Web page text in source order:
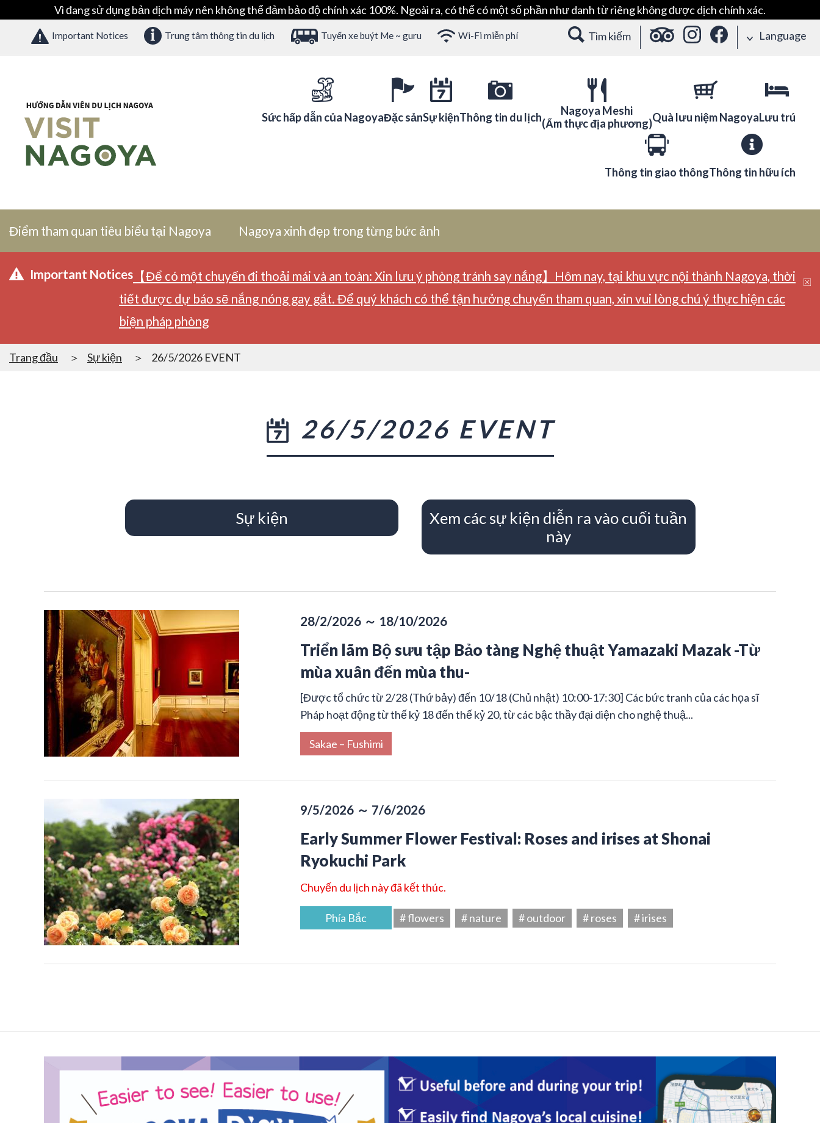
Vì đang sử dụng bản dịch máy nên không thể đảm bảo độ chính xác 100%. Ngoài ra, có thể có một số phần như danh từ riêng không được dịch chính xác.
Important Notices Trung tâm thông tin du lịch Tuyến xe buýt Me ~ guru Wi-Fi miễn phí Tìm kiếm Language
Sức hấp dẫn của NagoyaĐặc sảnSự kiệnThông tin du lịch
Nagoya Meshi
(Ẩm thực địa phương)Quà lưu niệm NagoyaLưu trú
Thông tin giao thôngThông tin hữu ích
Điểm tham quan tiêu biểu tại Nagoya Nagoya xinh đẹp trong từng bức ảnh
Important Notices 【Để có một chuyến đi thoải mái và an toàn: Xin lưu ý phòng tránh say nắng】Hôm nay, tại khu vực nội thành Nagoya, thời
tiết được dự báo sẽ nắng nóng gay gắt. Để quý khách có thể tận hưởng chuyến tham quan, xin vui lòng chú ý thực hiện các
biện pháp phòng
Trang đầu Sự kiện 26/5/2026 EVENT
26/5/2026 EVENT
Sự kiện
Xem các sự kiện diễn ra vào cuối tuần
này
28/2/2026 ～ 18/10/2026
Triển lãm Bộ sưu tập Bảo tàng Nghệ thuật Yamazaki Mazak -Từ
mùa xuân đến mùa thu-
[Được tổ chức từ 2/28 (Thứ bảy) đến 10/18 (Chủ nhật) 10:00-17:30] Các bức tranh của các họa sĩ
Pháp hoạt động từ thế kỷ 18 đến thế kỷ 20, từ các bậc thầy đại diện cho nghệ thuậ...
Sakae – Fushimi
9/5/2026 ～ 7/6/2026
Early Summer Flower Festival: Roses and irises at Shonai
Ryokuchi Park
Chuyến du lịch này đã kết thúc.
Phía Bắc # flowers # nature # outdoor # roses # irises